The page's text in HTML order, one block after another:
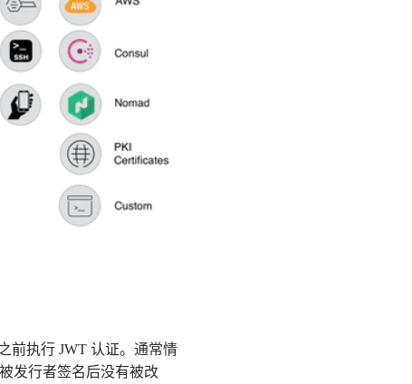
前执行 JWT 认证。通常情
发行者签名后没有被改